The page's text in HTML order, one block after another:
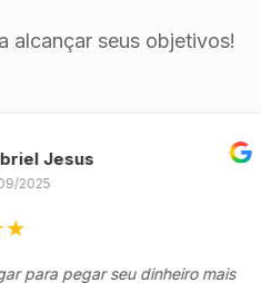
alcançar seus objetivos!
Jesus
pegar seu dinheiro mais